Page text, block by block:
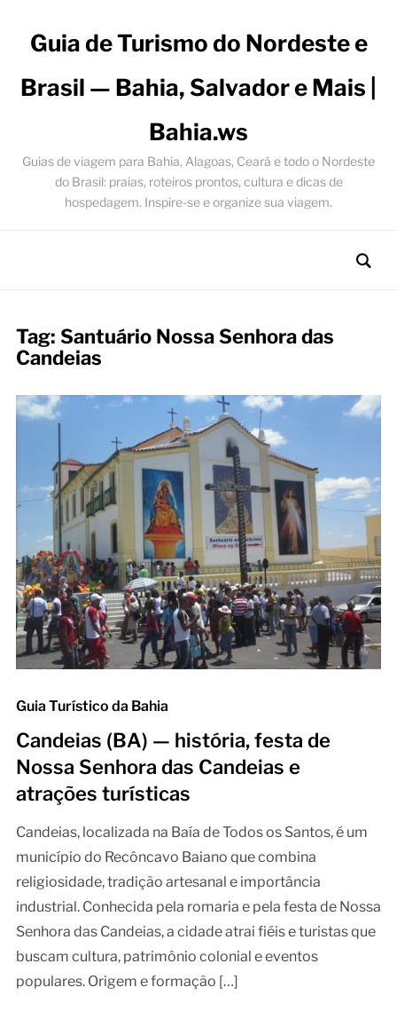
Guia de Turismo do Nordeste e
Brasil — Bahia, Salvador e Mais |
Bahia.ws
Guias de viagem para Bahia, Alagoas, Ceará e todo o Nordeste
do Brasil: praias, roteiros prontos, cultura e dicas de
hospedagem. Inspire-se e organize sua viagem.
Tag: Santuário Nossa Senhora das
Candeias
Guia Turístico da Bahia
Candeias (BA) — história, festa de
Nossa Senhora das Candeias e
atrações turísticas
Candeias, localizada na Baía de Todos os Santos, é um
município do Recôncavo Baiano que combina
religiosidade, tradição artesanal e importância
industrial. Conhecida pela romaria e pela festa de Nossa
Senhora das Candeias, a cidade atrai fiéis e turistas que
buscam cultura, patrimônio colonial e eventos
populares. Origem e formação […]